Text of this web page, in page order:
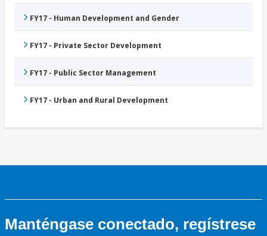
FY17 - Human Development and Gender
FY17 - Private Sector Development
FY17 - Public Sector Management
FY17 - Urban and Rural Development
Manténgase conectado, regístrese